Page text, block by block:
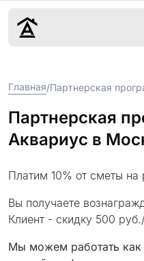
О
Главная/Партнерская
Партнерская
Аквариус в
Платим 10% от сметы
Вы получаете
Клиент - скидку 500
Мы можем работать